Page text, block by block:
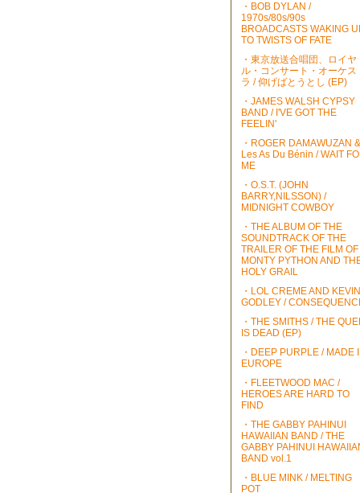
・BOB DYLAN /
1970s/80s/90s
BROADCASTS WAKING
TO TWISTS OF FATE
・東京放送合唱団、ロイヤ
ル・コンサート・オーケス
ラ / 仰げばとうとし (EP)
・JAMES WALSH CYPSY
BAND / I'VE GOT THE
FEELIN'
・ROGER DAMAWUZAN &
Les As Du Bénin / WAIT
ME
・O.S.T. (JOHN
BARRY,NILSSON) /
MIDNIGHT COWBOY
・THE ALBUM OF THE
SOUNDTRACK OF THE
TRAILER OF THE FILM OF
MONTY PYTHON AND
HOLY GRAIL
・LOL CREME AND KEVIN
GODLEY /
・THE SMITHS / THE
IS DEAD (EP)
・DEEP PURPLE / MADE
EUROPE
・FLEETWOOD MAC /
HEROES ARE HARD TO
FIND
・THE GABBY PAHINUI
HAWAIIAN BAND / THE
GABBY PAHINUI
BAND vol.1
・BLUE MINK / MELTING
POT